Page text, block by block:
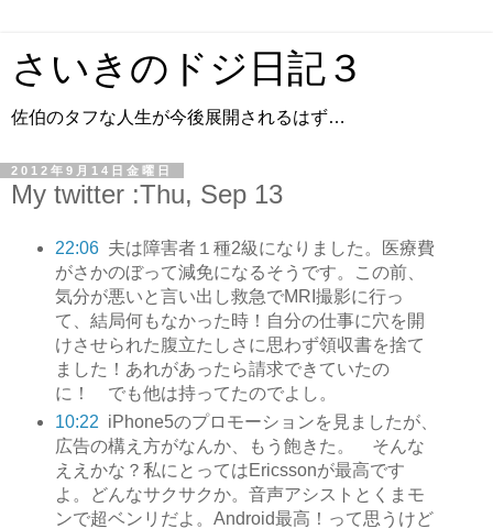
さいきのドジ日記３
佐伯のタフな人生が今後展開されるはず…
2012年9月14日金曜日
My twitter :Thu, Sep 13
22:06 夫は障害者１種2級になりました。医療費
がさかのぼって減免になるそうです。この前、
気分が悪いと言い出し救急でMRI撮影に行っ
て、結局何もなかった時！自分の仕事に穴を開
けさせられた腹立たしさに思わず領収書を捨て
ました！あれがあったら請求できていたの
に！ でも他は持ってたのでよし。
10:22 iPhone5のプロモーションを見ましたが、
広告の構え方がなんか、もう飽きた。 そんな
ええかな？私にとってはEricssonが最高です
よ。どんなサクサクか。音声アシストとくまモ
ンで超ベンリだよ。Android最高！って思うけど